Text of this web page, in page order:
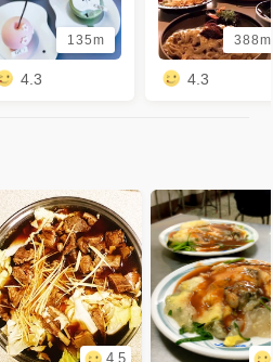
135m
4.3
388m
4.3
4.5